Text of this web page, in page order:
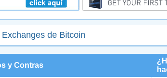
de Bitcoin
y Contras